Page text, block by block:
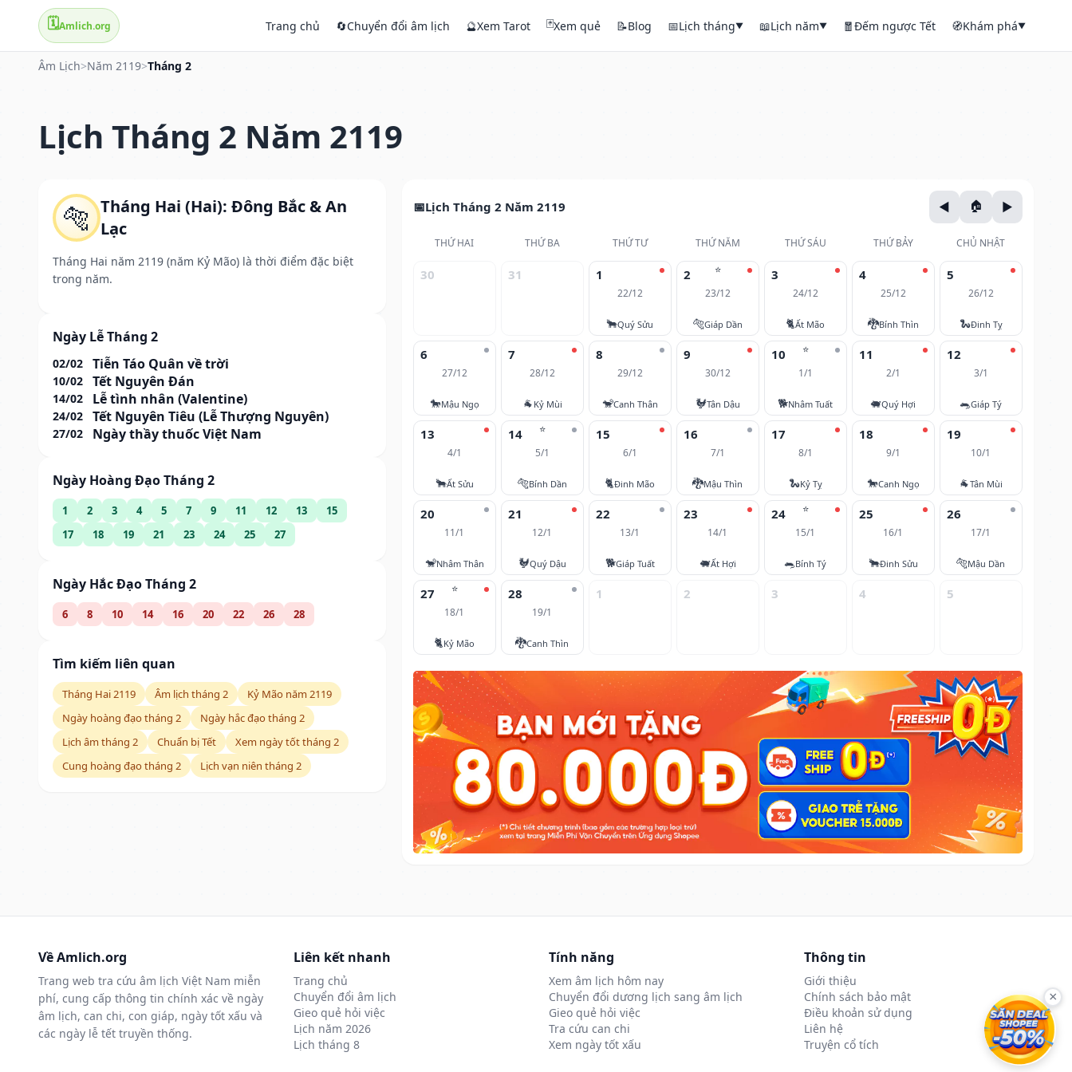
🗓️Amlich.org Trang chủ 🔄Chuyển đổi âm lịch 🔮Xem Tarot 🃏Xem quẻ 📝Blog 📅Lịch tháng▼ 📖Lịch năm▼ 🧧Đếm ngược Tết 🧭Khám phá▼
Âm Lịch>Năm 2119>Tháng 2
Lịch Tháng 2 Năm 2119
🐅 Tháng Hai (Hai): Đông Bắc & An
Lạc
Tháng Hai năm 2119 (năm Kỷ Mão) là thời điểm đặc biệt
trong năm.
Ngày Lễ Tháng 2
02/02 Tiễn Táo Quân về trời
10/02 Tết Nguyên Đán
14/02 Lễ tình nhân (Valentine)
24/02 Tết Nguyên Tiêu (Lễ Thượng Nguyên)
27/02 Ngày thầy thuốc Việt Nam
Ngày Hoàng Đạo Tháng 2
1 2 3 4 5 7 9 11 12 13
15
17
18 19 21 23 24 25 27
Ngày Hắc Đạo Tháng 2
6 8 10 14 16 20 22 26 28
Tìm kiếm liên quan
Tháng Hai 2119 Âm lịch tháng 2
Kỷ Mão năm 2119
Ngày hoàng đạo tháng 2
Ngày hắc đạo tháng 2
Lịch âm tháng 2
Chuẩn bị Tết
Xem ngày tốt tháng 2
Cung hoàng đạo tháng 2
Lịch vạn niên tháng 2
Lịch Tháng 2 Năm 2119
THỨ HAI THỨ BA THỨ TƯ THỨ NĂM THỨ SÁU THỨ BẢY CHỦ NHẬT
30 31 1
22/12
🐂Quý Sửu
⭐
2
23/12
🐅Giáp Dần
3
24/12
🐈Ất Mão
4
25/12
🐉Bính Thìn
5
26/12
🐍Đinh Tỵ
6
27/12
🐎Mậu Ngọ
7
28/12
🐐 Kỷ Mùi
8
29/12
🐒Canh Thân
9
30/12
🐓Tân Dậu
⭐
10
1/1
🐕Nhâm Tuất
11
2/1
🐖Quý Hợi
12
3/1
🐀Giáp Tý
13
4/1
🐂Ất Sửu
⭐
14
5/1
🐅Bính Dần
15
6/1
🐈Đinh Mão
16
7/1
🐉Mậu Thìn
17
8/1
🐍Kỷ Tỵ
18
9/1
🐎Canh Ngọ
19
10/1
🐐Tân Mùi
20
11/1
🐒Nhâm Thân
21
12/1
🐓Quý Dậu
22
13/1
🐕Giáp Tuất
23
14/1
🐖Ất Hợi
⭐
24
15/1
🐀Bính Tý
25
16/1
🐂Đinh Sửu
26
17/1
🐅Mậu Dần
⭐
27
18/1
🐈Kỷ Mão
28
19/1
🐉Canh Thìn
1 2 3 4 5
Về Amlich.org
Trang web tra cứu âm lịch Việt Nam miễn
phí, cung cấp thông tin chính xác về ngày
âm lịch, can chi, con giáp, ngày tốt xấu và
các ngày lễ tết truyền thống.
Liên kết nhanh
Trang chủ
Chuyển đổi âm lịch
Gieo quẻ hỏi việc
Lịch năm 2026
Lịch tháng 8
Tính năng
Xem âm lịch hôm nay
Chuyển đổi dương lịch sang âm lịch
Gieo quẻ hỏi việc
Tra cứu can chi
Xem ngày tốt xấu
Thông tin
Giới thiệu
Chính sách bảo mật
Điều khoản sử dụng
Liên hệ
Truyện cổ tích
×